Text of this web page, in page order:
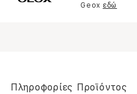
Geox εδώ
Πληροφορίες Προϊόντος